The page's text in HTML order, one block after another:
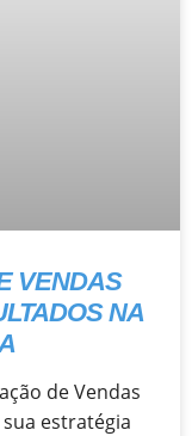
VENDAS
NA
de Vendas
estratégia